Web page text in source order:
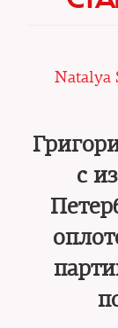
Natalya
с